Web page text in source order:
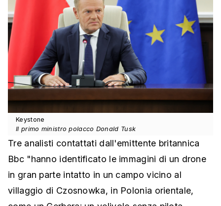
Keystone
Il primo ministro polacco Donald Tusk
Tre analisti contattati dall'emittente britannica
Bbc "hanno identificato le immagini di un drone
in gran parte intatto in un campo vicino al
villaggio di Czosnowka, in Polonia orientale,